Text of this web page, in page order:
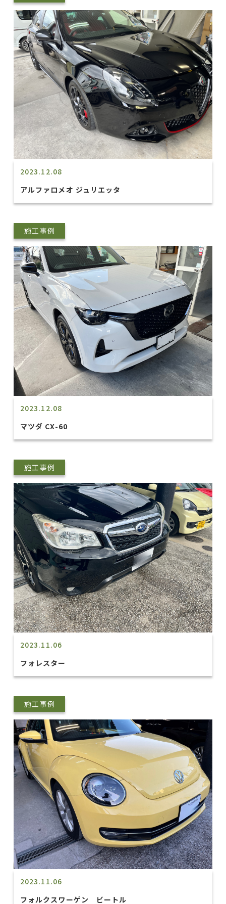
2023.12.08
アルファロメオ ジュリエッタ
施工事例
2023.12.08
マツダ CX-60
施工事例
2023.11.06
フォレスター
施工事例
2023.11.06
フォルクスワーゲン ビートル